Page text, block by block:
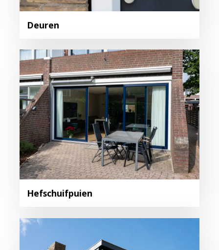
Deuren
Hefschuifpuien